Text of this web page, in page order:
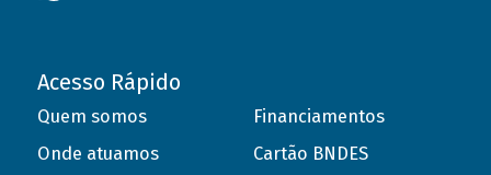
Acesso Rápido
Quem somos
Onde atuamos
Financiamentos
Cartão BNDES